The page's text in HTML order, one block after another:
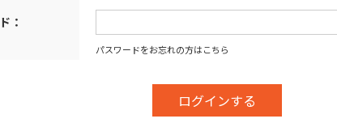
：
パスワードをお忘れの方はこちら